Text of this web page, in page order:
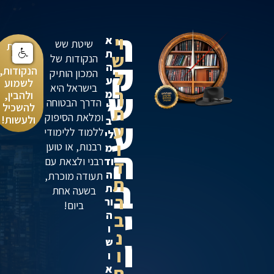
ר
ק
ש
ע
ה
ב
י
ו
וי
ש
ל
ך
ת
ע
ו
ד
ת
ר
ב
נ
ו
א
ת
ה
ע
מ
ל
ב
לי
מ
וד
ה
ת
ור
ה
ו
ש
ו
א
שיטת שש
הנקודות של
המכון הותיק
בישראל היא
הדרך הבטוחה
ומלאת הסיפוק
ללמוד ללימודי
רבנות, או טוען
רבני ולצאת עם
תעודה מוכרת,
בשעה אחת
ביום!
שיטת
שש
הנקודות,
לשמוע
ולהבין,
להשכיל
ולעשות!